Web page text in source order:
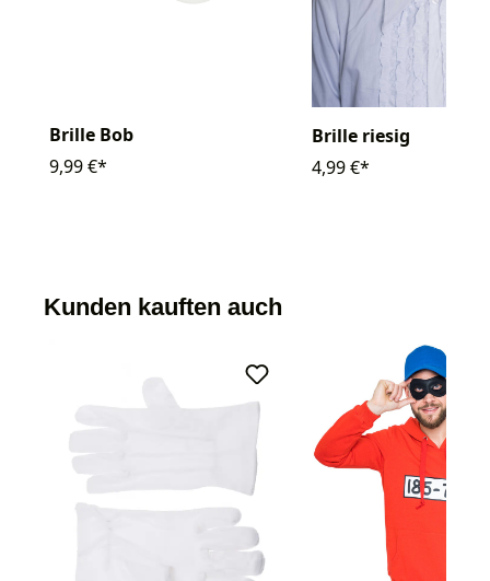
Brille Bob
9,99 €*
Brille riesig
4,99 €*
Kunden kauften auch